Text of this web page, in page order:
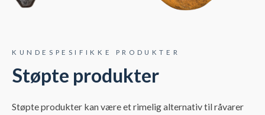
KUNDESPESIFIKKE PRODUKTER
Støpte produkter
Støpte produkter kan være et rimelig alternativ til råvarer